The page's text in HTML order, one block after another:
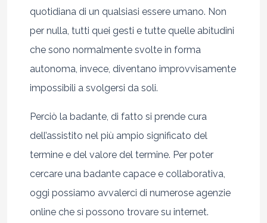
quotidiana di un qualsiasi essere umano. Non
per nulla, tutti quei gesti e tutte quelle abitudini
che sono normalmente svolte in forma
autonoma, invece, diventano improvvisamente
impossibili a svolgersi da soli.
Perciò la badante, di fatto si prende cura
dell’assistito nel più ampio significato del
termine e del valore del termine. Per poter
cercare una badante capace e collaborativa,
oggi possiamo avvalerci di numerose agenzie
online che si possono trovare su internet.